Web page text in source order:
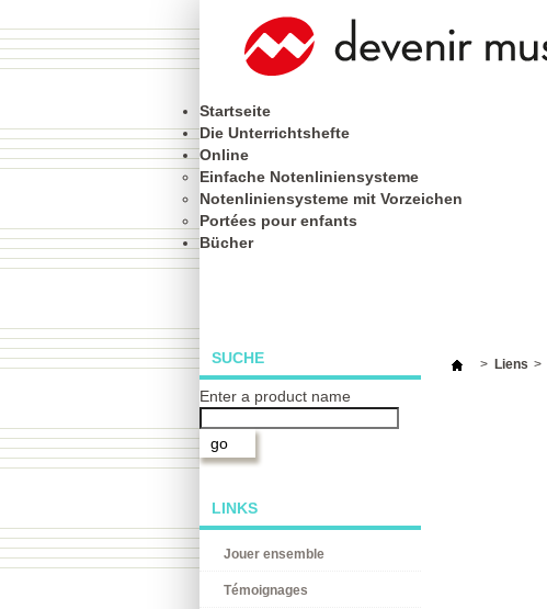
Startseite
Die Unterrichtshefte
Online
Einfache Notenliniensysteme
Notenliniensysteme mit Vorzeichen
Portées pour enfants
Bücher
SUCHE
Enter a product name
LINKS
Jouer ensemble
Témoignages
> Liens >